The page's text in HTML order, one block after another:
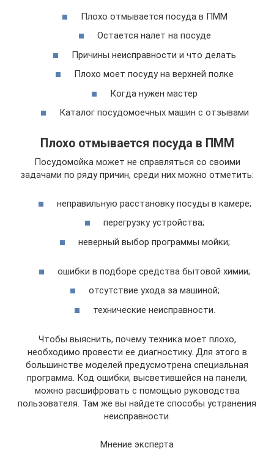
Плохо отмывается посуда в ПММ
Остается налет на посуде
Причины неисправности и что делать
Плохо моет посуду на верхней полке
Когда нужен мастер
Каталог посудомоечных машин с отзывами
Плохо отмывается посуда в ПММ
Посудомойка может не справляться со своими
задачами по ряду причин, среди них можно отметить:
неправильную расстановку посуды в камере;
перегрузку устройства;
неверный выбор программы мойки;
ошибки в подборе средства бытовой химии;
отсутствие ухода за машиной;
технические неисправности.
Чтобы выяснить, почему техника моет плохо,
необходимо провести ее диагностику. Для этого в
большинстве моделей предусмотрена специальная
программа. Код ошибки, высветившейся на панели,
можно расшифровать с помощью руководства
пользователя. Там же вы найдете способы устранения
неисправности.
Мнение эксперта